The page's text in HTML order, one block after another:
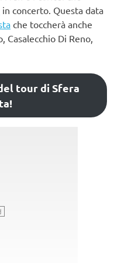
in concerto. Questa data
che toccherà anche
Di Reno,
tour di Sfera